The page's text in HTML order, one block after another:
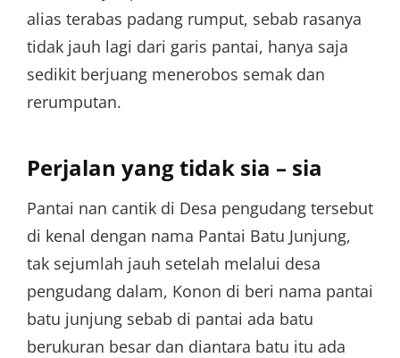
alias terabas padang rumput, sebab rasanya
tidak jauh lagi dari garis pantai, hanya saja
sedikit berjuang menerobos semak dan
rerumputan.
Perjalan yang tidak sia – sia
Pantai nan cantik di Desa pengudang tersebut
di kenal dengan nama Pantai Batu Junjung,
tak sejumlah jauh setelah melalui desa
pengudang dalam, Konon di beri nama pantai
batu junjung sebab di pantai ada batu
berukuran besar dan diantara batu itu ada